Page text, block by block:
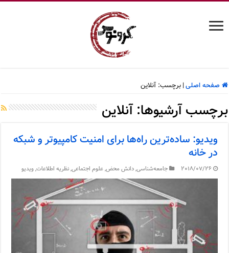
صفحه اصلی| برچسب:آنلاین
برچسب آرشیوها:آنلاین
ویدیو: ساده‌ترین راه‌ها برای امنیت کامپیوتر و شبکه
در خانه
2018/07/26 جامعه‌شناسی,دانش محض,علوم اجتماعی,نظریه اطلاعات,ویدیو